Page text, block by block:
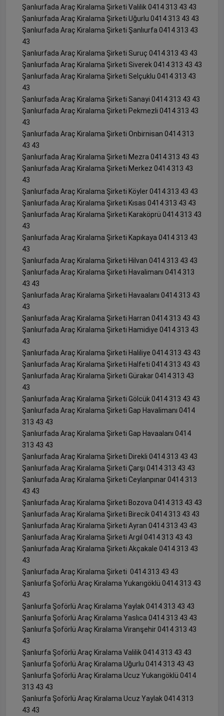
Şanlıurfada Araç Kiralama Şirketi Valilik 0414 313 43 43
Şanlıurfada Araç Kiralama Şirketi Uğurlu 0414 313 43 43
Şanlıurfada Araç Kiralama Şirketi Şanlıurfa 0414 313 43
43
Şanlıurfada Araç Kiralama Şirketi Suruç 0414 313 43 43
Şanlıurfada Araç Kiralama Şirketi Siverek 0414 313 43 43
Şanlıurfada Araç Kiralama Şirketi Selçuklu 0414 313 43
43
Şanlıurfada Araç Kiralama Şirketi Sanayi 0414 313 43 43
Şanlıurfada Araç Kiralama Şirketi Pekmezli 0414 313 43
43
Şanlıurfada Araç Kiralama Şirketi Onbirnisan 0414 313
43 43
Şanlıurfada Araç Kiralama Şirketi Mezra 0414 313 43 43
Şanlıurfada Araç Kiralama Şirketi Merkez 0414 313 43
43
Şanlıurfada Araç Kiralama Şirketi Köyler 0414 313 43 43
Şanlıurfada Araç Kiralama Şirketi Kısas 0414 313 43 43
Şanlıurfada Araç Kiralama Şirketi Karaköprü 0414 313 43
43
Şanlıurfada Araç Kiralama Şirketi Kapıkaya 0414 313 43
43
Şanlıurfada Araç Kiralama Şirketi Hilvan 0414 313 43 43
Şanlıurfada Araç Kiralama Şirketi Havalimanı 0414 313
43 43
Şanlıurfada Araç Kiralama Şirketi Havaalanı 0414 313 43
43
Şanlıurfada Araç Kiralama Şirketi Harran 0414 313 43 43
Şanlıurfada Araç Kiralama Şirketi Hamidiye 0414 313 43
43
Şanlıurfada Araç Kiralama Şirketi Haliliye 0414 313 43 43
Şanlıurfada Araç Kiralama Şirketi Halfeti 0414 313 43 43
Şanlıurfada Araç Kiralama Şirketi Gürakar 0414 313 43
43
Şanlıurfada Araç Kiralama Şirketi Gölcük 0414 313 43 43
Şanlıurfada Araç Kiralama Şirketi Gap Havalimanı 0414
313 43 43
Şanlıurfada Araç Kiralama Şirketi Gap Havaalanı 0414
313 43 43
Şanlıurfada Araç Kiralama Şirketi Direkli 0414 313 43 43
Şanlıurfada Araç Kiralama Şirketi Çarşı 0414 313 43 43
Şanlıurfada Araç Kiralama Şirketi Ceylanpınar 0414 313
43 43
Şanlıurfada Araç Kiralama Şirketi Bozova 0414 313 43 43
Şanlıurfada Araç Kiralama Şirketi Birecik 0414 313 43 43
Şanlıurfada Araç Kiralama Şirketi Ayran 0414 313 43 43
Şanlıurfada Araç Kiralama Şirketi Argıl 0414 313 43 43
Şanlıurfada Araç Kiralama Şirketi Akçakale 0414 313 43
43
Şanlıurfada Araç Kiralama Şirketi 0414 313 43 43
Şanlıurfa Şoförlü Araç Kiralama Yukarıgöklü 0414 313 43
43
Şanlıurfa Şoförlü Araç Kiralama Yaylak 0414 313 43 43
Şanlıurfa Şoförlü Araç Kiralama Yaslıca 0414 313 43 43
Şanlıurfa Şoförlü Araç Kiralama Viranşehir 0414 313 43
43
Şanlıurfa Şoförlü Araç Kiralama Valilik 0414 313 43 43
Şanlıurfa Şoförlü Araç Kiralama Uğurlu 0414 313 43 43
Şanlıurfa Şoförlü Araç Kiralama Ucuz Yukarıgöklü 0414
313 43 43
Şanlıurfa Şoförlü Araç Kiralama Ucuz Yaylak 0414 313
43 43